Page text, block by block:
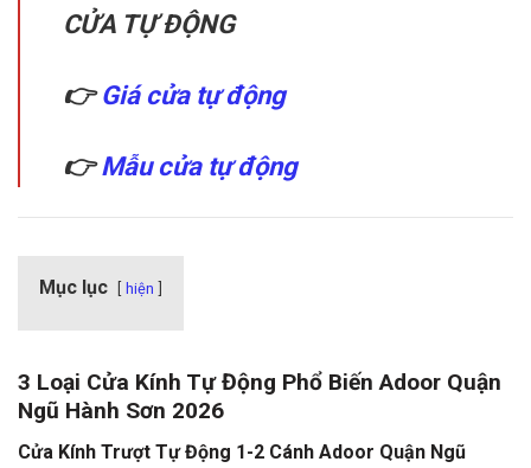
CỬA TỰ ĐỘNG
👉Giá cửa tự động
👉Mẫu cửa tự động
Mục lục hiện
3 Loại Cửa Kính Tự Động Phổ Biến Adoor Quận
Ngũ Hành Sơn 2026
Cửa Kính Trượt Tự Động 1-2 Cánh Adoor Quận Ngũ